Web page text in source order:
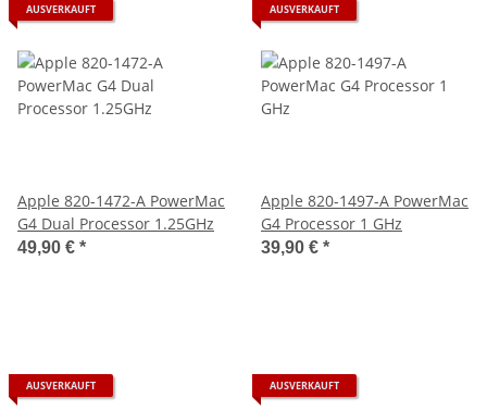
AUSVERKAUFT
Apple 820-1472-A PowerMac
G4 Dual Processor 1.25GHz
49,90 € *
AUSVERKAUFT
Apple 820-1497-A PowerMac
G4 Processor 1 GHz
39,90 € *
AUSVERKAUFT AUSVERKAUFT